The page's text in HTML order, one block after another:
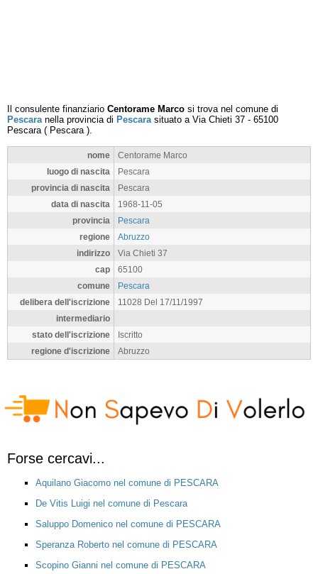
Il consulente finanziario Centorame Marco si trova nel comune di
Pescaranella provincia di Pescarasituato a Via Chieti 37 - 65100
Pescara( Pescara).
nome
Centorame Marco
luogo di nascita
Pescara
provincia di nascita
Pescara
data di nascita
1968-11-05
provincia
Pescara
regione
Abruzzo
indirizzo
Via Chieti 37
cap
65100
comune
Pescara
delibera dell'iscrizione
11028 Del 17/11/1997
intermediario
stato dell'iscrizione
Iscritto
regione d'iscrizione
Abruzzo
Forse cercavi...
Aquilano Giacomo nel comune di PESCARA
De Vitis Luigi nel comune di Pescara
Saluppo Domenico nel comune di PESCARA
Speranza Roberto nel comune di PESCARA
Scopino Gianni nel comune di PESCARA